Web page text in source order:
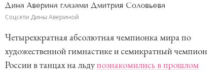
Дина Аверина глазами Дмитрия Соловьева
Соцсети Дины Авериной
Четырехкратная абсолютная чемпионка мира по
художественной гимнастике и семикратный чемпион
России в танцах на льдупознакомились в прошлом